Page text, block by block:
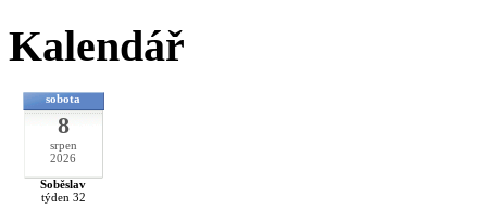
Kalendář
sobota
8
srpen
2026
Soběslav
týden 32